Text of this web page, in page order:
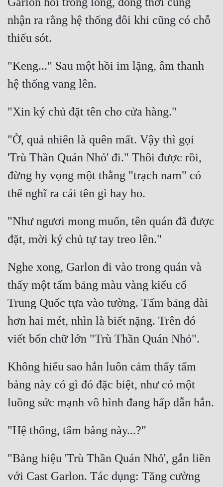
nhận ra rằng hệ thống đôi khi cũng có chỗ
"Keng..." Sau một hồi im lặng, âm thanh
"Ờ, quả nhiên là quên mất. Vậy thì gọi
'Trù Thần Quán Nhỏ' đi." Thôi được rồi,
đừng hy vọng một thằng "trạch nam" có
"Như ngươi mong muốn, tên quán đã được
Nghe xong, Garlon đi vào trong quán và
thấy một tấm bảng màu vàng kiểu cổ
Trung Quốc tựa vào tường. Tấm bảng dài
hơn hai mét, nhìn là biết nặng. Trên đó
Không hiểu sao hắn luôn cảm thấy tấm
bảng này có gì đó đặc biệt, như có một
"Bảng hiệu 'Trù Thần Quán Nhỏ', gắn liền
với Cast Garlon. Tác dụng: Tăng cường